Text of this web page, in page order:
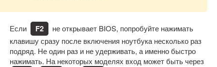
Если F2
не открывает BIOS, попробуйте нажимать
клавишу сразу после включения ноутбука несколько раз
подряд. Не один раз и не удерживать, а именно быстро
нажимать. На некоторых моделях вход может быть через